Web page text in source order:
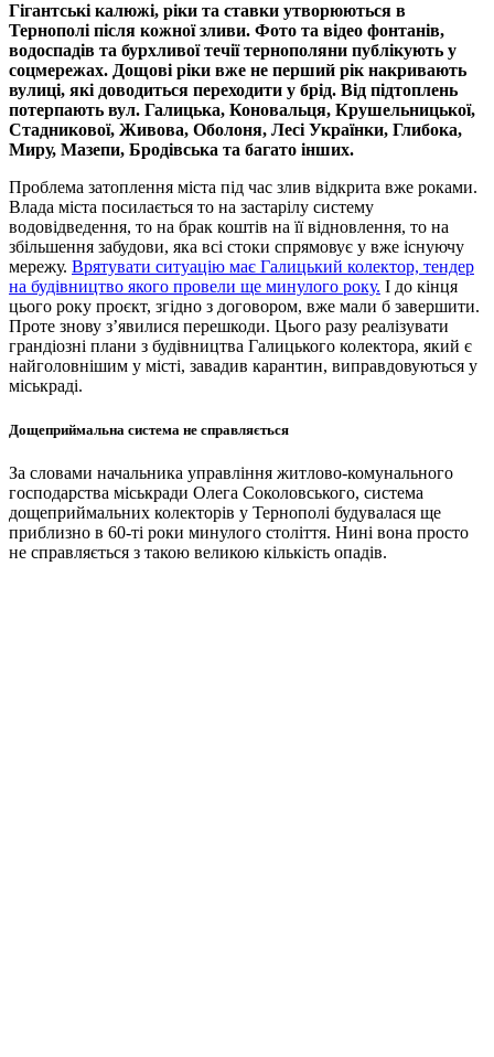
Гігантські калюжі, ріки та ставки утворюються в
Тернополі після кожної зливи. Фото та відео фонтанів,
водоспадів та бурхливої течії тернополяни публікують у
соцмережах. Дощові ріки вже не перший рік накривають
вулиці, які доводиться переходити у брід. Від підтоплень
потерпають вул. Галицька, Коновальця, Крушельницької,
Стадникової, Живова, Оболоня, Лесі Українки, Глибока,
Миру, Мазепи, Бродівська та багато інших.
Проблема затоплення міста під час злив відкрита вже роками.
Влада міста посилається то на застарілу систему
водовідведення, то на брак коштів на її відновлення, то на
збільшення забудови, яка всі стоки спрямовує у вже існуючу
мережу. Врятувати ситуацію має Галицький колектор, тендер
на будівництво якого провели ще минулого року. І до кінця
цього року проєкт, згідно з договором, вже мали б завершити.
Проте знову з’явилися перешкоди. Цього разу реалізувати
грандіозні плани з будівництва Галицького колектора, який є
найголовнішим у місті, завадив карантин, виправдовуються у
міськраді.
Дощеприймальна система не справляється
За словами начальника управління житлово-комунального
господарства міськради Олега Соколовського, система
дощеприймальних колекторів у Тернополі будувалася ще
приблизно в 60-ті роки минулого століття. Нині вона просто
не справляється з такою великою кількість опадів.